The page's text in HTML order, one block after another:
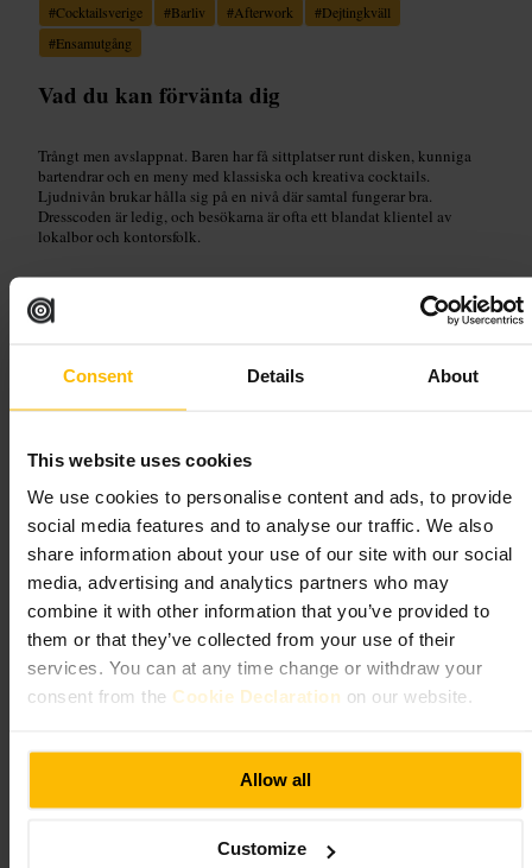
Consent Details About
This website uses cookies
We use cookies to personalise content and ads, to provide
social media features and to analyse our traffic. We also
share information about your use of our site with our social
media, advertising and analytics partners who may
combine it with other information that you’ve provided to
them or that they’ve collected from your use of their
services. You can at any time change or withdraw your
consent from the Cookie Declaration on our website.
Allow all
Customize
#Cocktailsverige #Barliv #Afterwork #Dejtingkväll
#Ensamutgång
Vad du kan förvänta dig
Trångt men avslappnat. Baren har få sittplatser runt disken, kunniga
bartendrar och en meny med klassiska och kreativa cocktails.
Ljudnivån brukar hålla sig på en nivå där samtal fungerar bra.
Dresscoden är ledig, och besökarna är ofta ett blandat klientel av
lokalbor och kontorsfolk.
Planera ditt besök
bra för par eller solo. Fråga bartendern om rekommendationer om du
https://www.thened.com/london/restaurants/the-nickel-bar?utm_so
r
27 Poultry, London EC2R 8AJ, UK
Strongroom Bar
krkr• Mat och dryck•Bar Pub
4,2
3,5